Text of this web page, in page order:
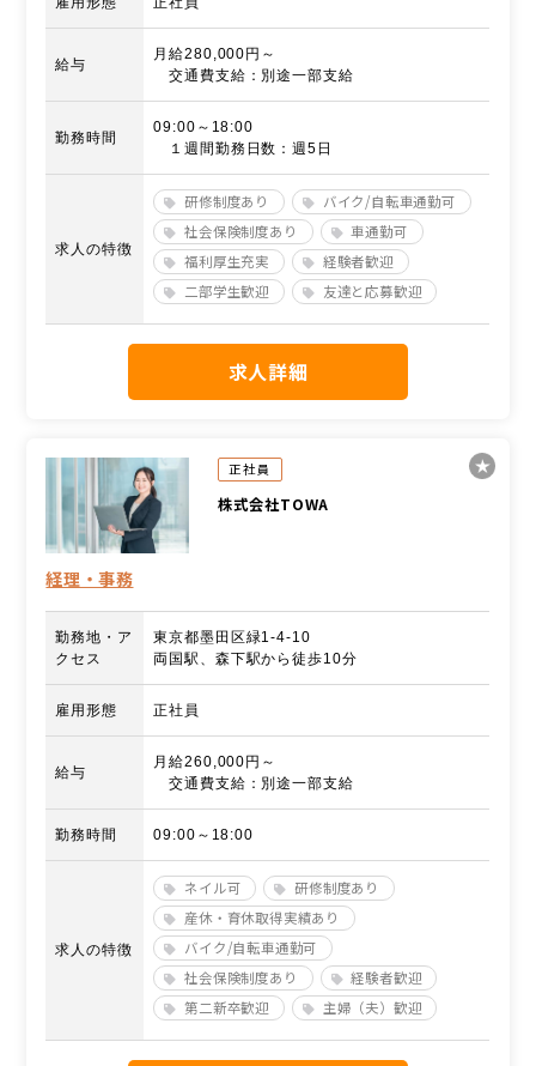
給与
月給280,000円～
交通費支給：別途一部支給
勤務時間
09:00～18:00
１週間勤務日数：週5日
求人の特徴
研修制度あり
バイク/自転車通勤可
社会保険制度あり
車通勤可
福利厚生充実
経験者歓迎
二部学生歓迎
友達と応募歓迎
求人詳細
正社員
株式会社TOWA
経理・事務
勤務地・ア
クセス
東京都墨田区緑1-4-10
両国駅、森下駅から徒歩10分
雇用形態 正社員
給与
月給260,000円～
交通費支給：別途一部支給
勤務時間 09:00～18:00
求人の特徴
ネイル可
研修制度あり
産休・育休取得実績あり
バイク/自転車通勤可
社会保険制度あり
経験者歓迎
第二新卒歓迎
主婦（夫）歓迎